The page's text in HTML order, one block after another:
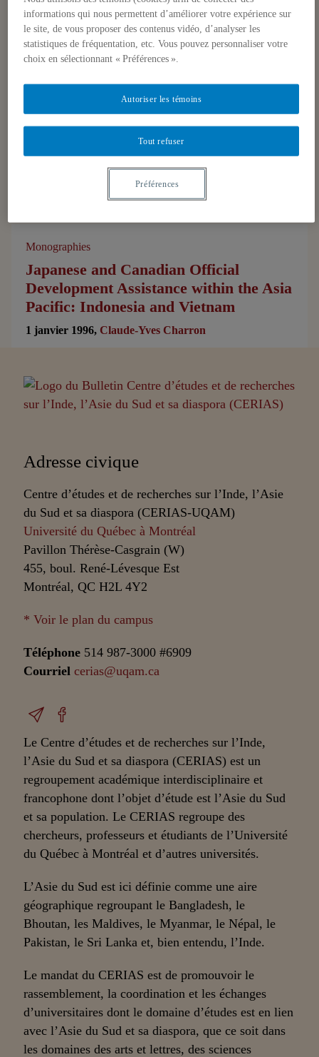
Monographies
Japanese and Canadian Official
Development Assistance within the Asia
Pacific: Indonesia and Vietnam
Claude-Yves Charron
Monographies
Japanese and Canadian Official
Development Assistance within the Asia
Pacific: Indonesia and Vietnam
1 janvier 1996,Claude-Yves Charron
Adresse civique
Centre d’études et de recherches sur l’Inde, l’Asie
du Sud et sa diaspora (CERIAS-UQAM)
Université du Québec à Montréal
Pavillon Thérèse-Casgrain (W)
455, boul. René-Lévesque Est
Montréal, QC H2L 4Y2
* Voir le plan du campus
Téléphone 514 987-3000 #6909
Courriel cerias@uqam.ca
Le Centre d’études et de recherches sur l’Inde,
l’Asie du Sud et sa diaspora (CERIAS) est un
regroupement académique interdisciplinaire et
francophone dont l’objet d’étude est l’Asie du Sud
et sa population. Le CERIAS regroupe des
chercheurs, professeurs et étudiants de l’Université
du Québec à Montréal et d’autres universités.
L’Asie du Sud est ici définie comme une aire
géographique regroupant le Bangladesh, le
Bhoutan, les Maldives, le Myanmar, le Népal, le
Pakistan, le Sri Lanka et, bien entendu, l’Inde.
Le mandat du CERIAS est de promouvoir le
rassemblement, la coordination et les échanges
d’universitaires dont le domaine d’études est en lien
avec l’Asie du Sud et sa diaspora, que ce soit dans
les domaines des arts et lettres, des sciences
informations qui nous permettent d’améliorer votre expérience sur
le site, de vous proposer des contenus vidéo, d’analyser les
statistiques de fréquentation, etc. Vous pouvez personnaliser votre
choix en sélectionnant « Préférences ».
Tout refuser
Autoriser les témoins
Préférences